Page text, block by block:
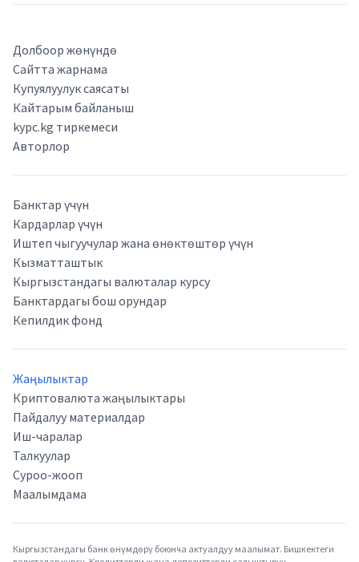
Долбоор жөнүндө
Сайтта жарнама
Купуялуулук саясаты
Кайтарым байланыш
kypc.kg тиркемеси
Авторлор
Банктар үчүн
Кардарлар үчүн
Иштеп чыгуучулар жана өнөктөштөр үчүн
Кызматташтык
Кыргызстандагы валюталар курсу
Банктардагы бош орундар
Кепилдик фонд
Жаңылыктар
Криптовалюта жаңылыктары
Пайдалуу материалдар
Иш-чаралар
Талкуулар
Суроо-жооп
Маалымдама
Кыргызстандагы банк өнүмдөрү боюнча актуалдуу маалымат. Бишкектеги